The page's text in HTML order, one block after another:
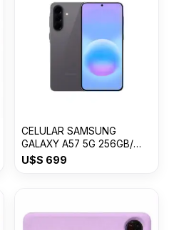
CELULAR SAMSUNG
GALAXY A57 5G 256GB/
8GB RAM
U$S 699